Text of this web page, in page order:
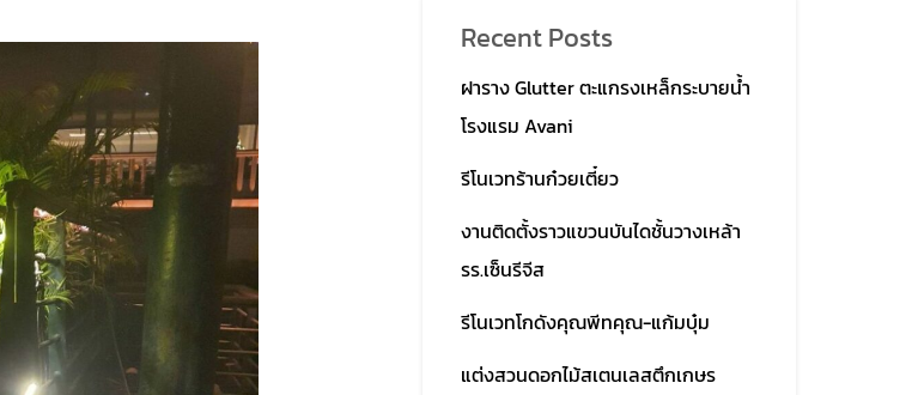
Recent Posts
ฝาราง Glutter ตะแกรงเหล็กระบายน้ำ
โรงแรม Avani
รีโนเวทร้านก๋วยเตี๋ยว
งานติดตั้งราวแขวนบันไดชั้นวางเหล้า
รร.เซ็นรีจีส
รีโนเวทโกดังคุณพีทคุณ-แก้มบุ๋ม
แต่งสวนดอกไม้สเตนเลสตึกเกษร